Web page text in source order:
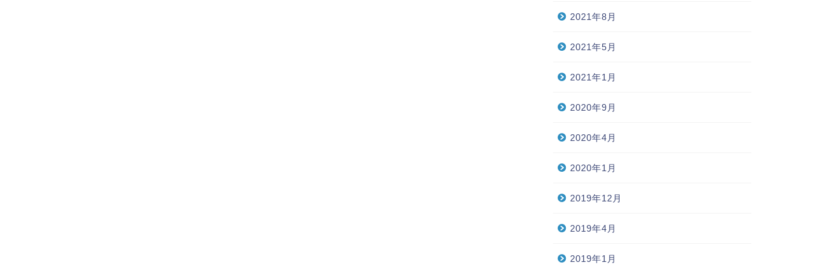
2021年8月
2021年5月
2021年1月
2020年9月
2020年4月
2020年1月
2019年12月
2019年4月
2019年1月